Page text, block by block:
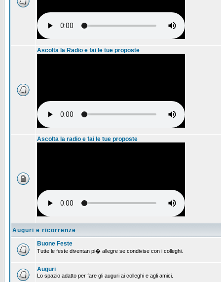
Ascolta la Radio e fai le tue proposte
Ascolta la radio e fai le tue proposte
Auguri e ricorrenze
Buone Feste
Tutte le feste diventan pi� allegre se condivise con i colleghi.
Auguri
Lo spazio adatto per fare gli auguri ai colleghi e agli amici.